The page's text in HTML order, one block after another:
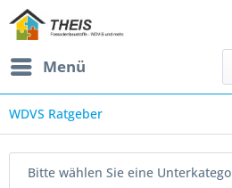
Menü
WDVS Ratgeber
Bitte wählen Sie eine